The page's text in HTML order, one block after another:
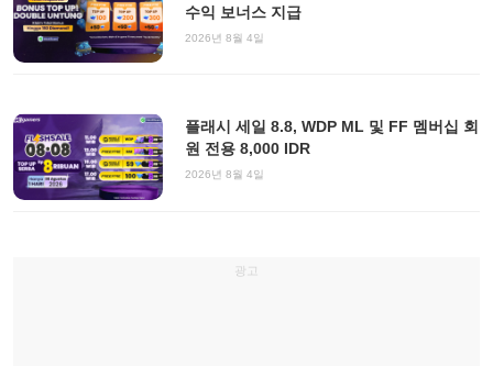
수익 보너스 지급
2026년 8월 4일
플래시 세일 8.8, WDP ML 및 FF 멤버십 회
원 전용 8,000 IDR
2026년 8월 4일
광고